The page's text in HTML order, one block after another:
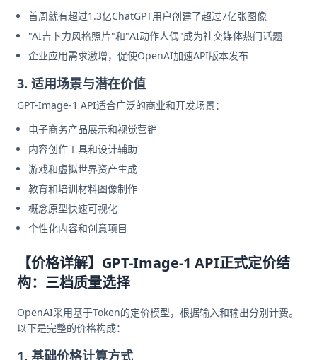
首周就有超过1.3亿ChatGPT用户创建了超过7亿张图像
"AI吉卜力风格照片"和"AI动作人偶"成为社交媒体热门话题
企业应用需求激增，促使OpenAI加速API版本发布
3. 适用场景与潜在价值
GPT-Image-1 API适合广泛的商业和开发场景：
电子商务产品展示和视觉营销
内容创作工具和设计辅助
游戏和虚拟世界资产生成
教育和培训材料图像制作
概念原型快速可视化
个性化内容和创意项目
【价格详解】GPT-Image-1 API正式定价结
构：三档质量选择
OpenAI采用基于Token的定价模型，根据输入和输出分别计费。
以下是完整的价格构成：
1. 基础价格计算方式